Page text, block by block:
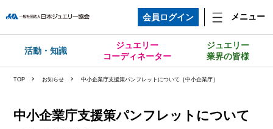
会員ログイン メニュー
活動・知識
ジュエリー
コーディネーター
ジュエリー
業界の皆様
TOP お知らせ 中小企業庁支援策パンフレットについて［中小企業庁］
中小企業庁支援策パンフレットについて